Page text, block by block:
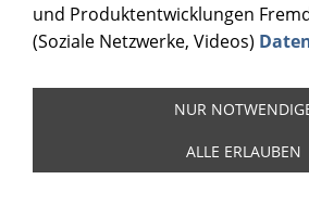
und Produktentwicklungen
(Soziale Netzwerke, Videos)
NUR
ALLE ERLAUBEN